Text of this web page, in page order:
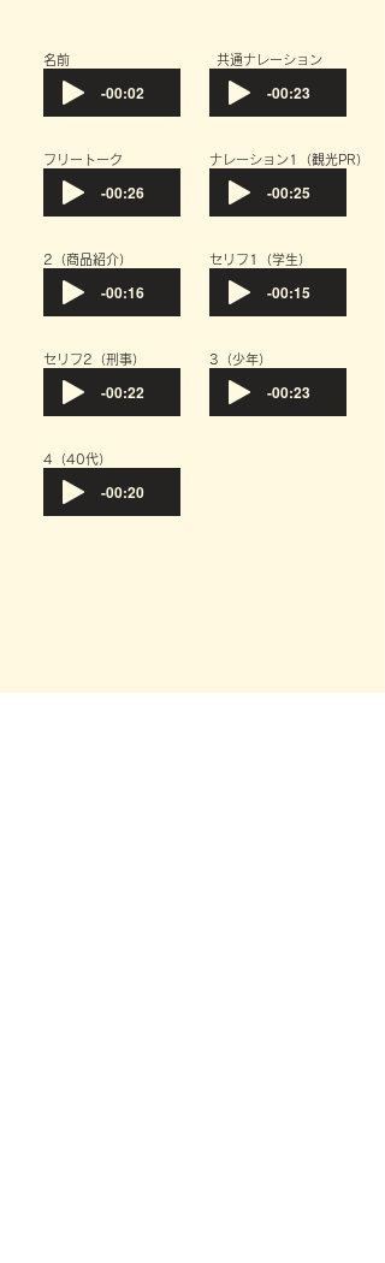
​名前
-00:02
共通ナレーション
-00:23
フリートーク
-00:26
​ナレーション1（観光PR）
-00:25
​2（商品紹介） ​セリフ1（学生）
-00:16 -00:15
​セリフ2（刑事） ​3（少年）
-00:22 -00:23
​4（40代）
-00:20